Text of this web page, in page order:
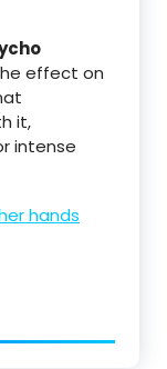
effect on
it,
intense